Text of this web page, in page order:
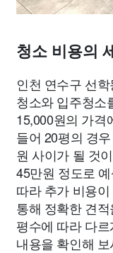
청소 비용의
인천 연수구 선
청소와 입주청소
15,000원의 가격
들어 20평의 경
원 사이가 될 것
45만원 정도로
따라 추가 비용
통해 정확한 견
평수에 따라 다
내용을 확인해